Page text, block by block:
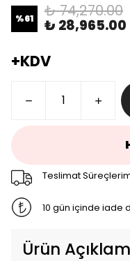
%61 ₺ 74,270.00
₺ 28,965.00
+KDV
Teslimat
10 gün içinde iade
Ürün